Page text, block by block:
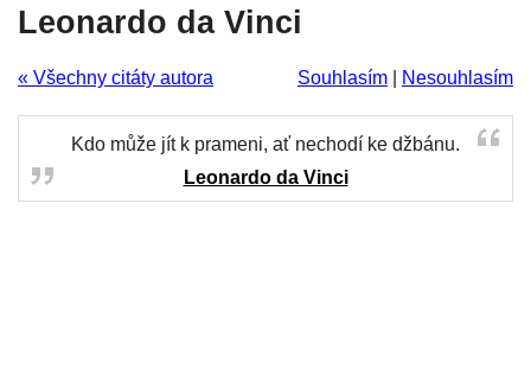
Leonardo da Vinci
« Všechny citáty autora Souhlasím Nesouhlasím
Kdo může jít k prameni, ať nechodí ke džbánu.
Leonardo da Vinci